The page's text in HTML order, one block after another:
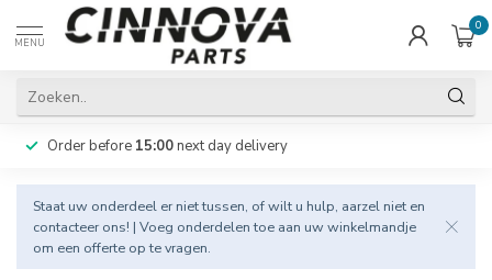
MENU
0
Order before 15:00next day delivery
Staat uw onderdeel er niet tussen, of wilt u hulp, aarzel niet en
contacteer ons! | Voeg onderdelen toe aan uw winkelmandje
om een offerte op te vragen.